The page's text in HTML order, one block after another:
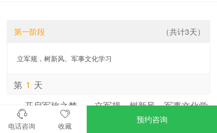
第一阶段 （共计3天）
立军规，树新风、军事文化学习
第 1 天
开启军旅之梦——立军规，树新风、军事文化学
习
上午
电话咨询 收藏
预约咨询